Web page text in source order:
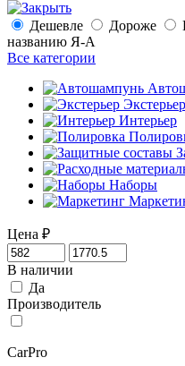
Дешевле Дороже
названию Я-А
Все категории
Экстерьер
Интерьер
Наборы
Цена ₽
В наличии
Да
Производитель
CarPro